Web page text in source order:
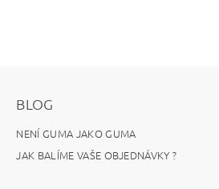
BLOG
NENÍ GUMA JAKO GUMA
JAK BALÍME VAŠE OBJEDNÁVKY ?